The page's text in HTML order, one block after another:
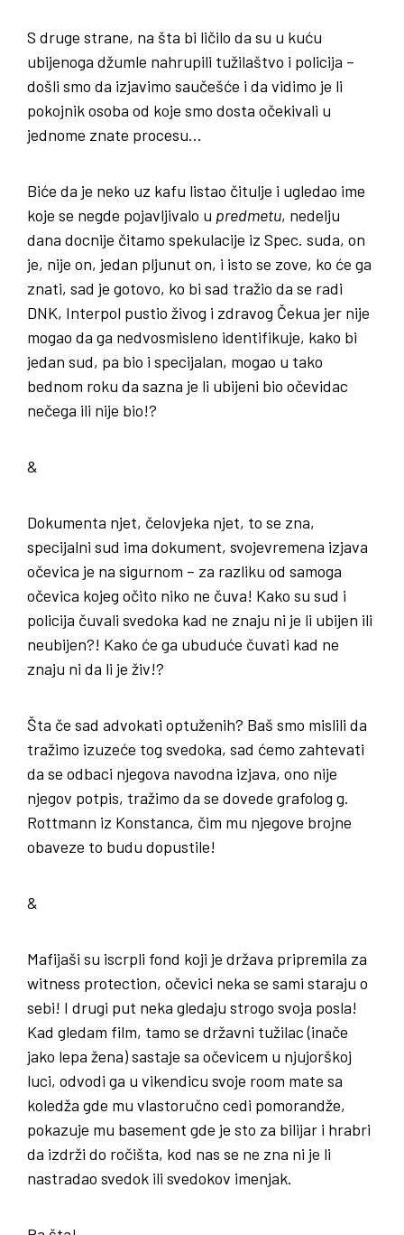
S druge strane, na šta bi ličilo da su u kuću
ubijenoga džumle nahrupili tužilaštvo i policija –
došli smo da izjavimo saučešće i da vidimo je li
pokojnik osoba od koje smo dosta očekivali u
jednome znate procesu…
Biće da je neko uz kafu listao čitulje i ugledao ime
koje se negde pojavljivalo u predmetu, nedelju
dana docnije čitamo spekulacije iz Spec. suda, on
je, nije on, jedan pljunut on, i isto se zove, ko će ga
znati, sad je gotovo, ko bi sad tražio da se radi
DNK, Interpol pustio živog i zdravog Čekua jer nije
mogao da ga nedvosmisleno identifikuje, kako bi
jedan sud, pa bio i specijalan, mogao u tako
bednom roku da sazna je li ubijeni bio očevidac
nečega ili nije bio!?
&
Dokumenta njet, čelovjeka njet, to se zna,
specijalni sud ima dokument, svojevremena izjava
očevica je na sigurnom – za razliku od samoga
očevica kojeg očito niko ne čuva! Kako su sud i
policija čuvali svedoka kad ne znaju ni je li ubijen ili
neubijen?! Kako će ga ubuduće čuvati kad ne
znaju ni da li je živ!?
Šta če sad advokati optuženih? Baš smo mislili da
tražimo izuzeće tog svedoka, sad ćemo zahtevati
da se odbaci njegova navodna izjava, ono nije
njegov potpis, tražimo da se dovede grafolog g.
Rottmann iz Konstanca, čim mu njegove brojne
obaveze to budu dopustile!
&
Mafijaši su iscrpli fond koji je država pripremila za
witness protection, očevici neka se sami staraju o
sebi! I drugi put neka gledaju strogo svoja posla!
Kad gledam film, tamo se državni tužilac (inače
jako lepa žena) sastaje sa očevicem u njujorškoj
luci, odvodi ga u vikendicu svoje room mate sa
koledža gde mu vlastoručno cedi pomorandže,
pokazuje mu basement gde je sto za bilijar i hrabri
da izdrži do ročišta, kod nas se ne zna ni je li
nastradao svedok ili svedokov imenjak.